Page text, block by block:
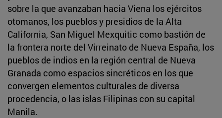
sobre la que avanzaban hacia Viena los ejércitos
otomanos, los pueblos y presidios de la Alta
California, San Miguel Mexquitic como bastión de
la frontera norte del Virreinato de Nueva España, los
pueblos de indios en la región central de Nueva
Granada como espacios sincréticos en los que
convergen elementos culturales de diversa
procedencia, o las islas Filipinas con su capital
Manila.